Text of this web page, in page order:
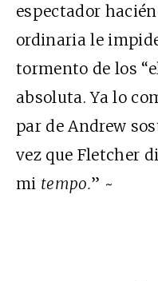
espectador
ordinaria le
tormento de los
absoluta. Ya lo
par de Andrew
vez que Fletcher
mi tempo.” ~